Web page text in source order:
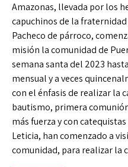
Amazonas, llevada por los
capuchinos de la
Pacheco de párroco,
misión la comunidad de
semana santa del 2023
mensual y a veces
con el énfasis de realizar la
bautismo, primera
más fuerza y con
Leticia, han comenzado a
comunidad, para realizar la